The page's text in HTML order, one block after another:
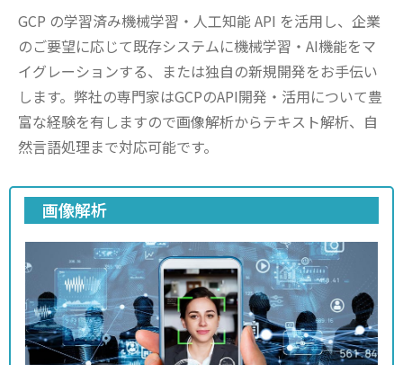
GCP の学習済み機械学習・人工知能 API を活用し、企業
のご要望に応じて既存システムに機械学習・AI機能をマ
イグレーションする、または独自の新規開発をお手伝い
します。弊社の専門家はGCPのAPI開発・活用について豊
富な経験を有しますので画像解析からテキスト解析、自
然言語処理まで対応可能です。
画像解析